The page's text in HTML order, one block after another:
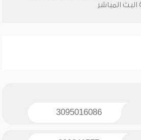
المباشر
3095016086